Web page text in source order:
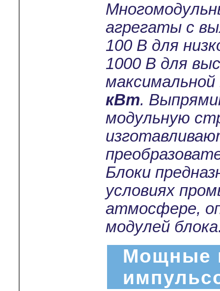
агрегаты с
100 В для
1000 В для
кВт.
модульную
Блоки
условиях
атмосфере,
модулей
Мощные